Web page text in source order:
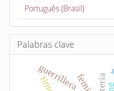
c
l
Português (Brasil)
Palabras clave
guerrillera